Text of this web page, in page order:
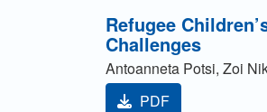
Refugee
Challenges
Antoanneta Potsi, Zoi
PDF